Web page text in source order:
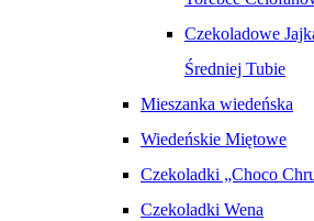
Czekoladowe
Średniej Tubie
Mieszanka wiedeńska
Wiedeńskie Miętowe
Czekoladki „Choco
Czekoladki Wena